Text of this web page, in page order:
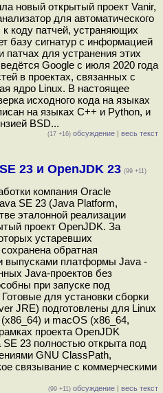
новый открытый проект Vanir,
для автоматического
коду патчей, устраняющих
базу сигнатур с информацией
патчах для устранения этих
Google с июля 2020 года
в проектах, связанных с
ядро Linux. В настоящее
исходного кода на языках
на языках С++ и Python, и
BSD...
(17 +16) обсуждение | весь текст
23 и OpenJDK 23 (99 +11)
компания Oracle
SE 23 (Java Platform,
эталонной реализации
проект OpenJDK. За
устаревших
обратная
выпусками платформы Java -
Java-проектов без
при запуске под
для установки сборки
JRE) подготовлены для Linux
и macOS (x86_64,
проекта OpenJDK
23 полностью открыта под
GNU ClassPath,
связывание с коммерческими
(99 +11) обсуждение | весь текст